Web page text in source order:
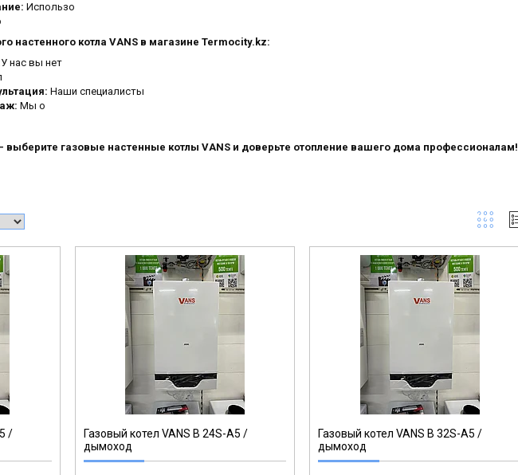
Использо
настенного котла VANS в магазине Termocity.kz:
У нас вы нет
Наши специалисты
Мы о
газовые настенные котлы VANS и доверьте отопление вашего дома профессионалам!
/
Газовый котел VANS B 24S-A5 /
дымоход
Газовый котел VANS B 32S-A5 /
дымоход